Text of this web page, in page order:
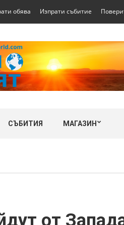
обява Изпрати събитие
СЪБИТИЯ МАГАЗИН
от